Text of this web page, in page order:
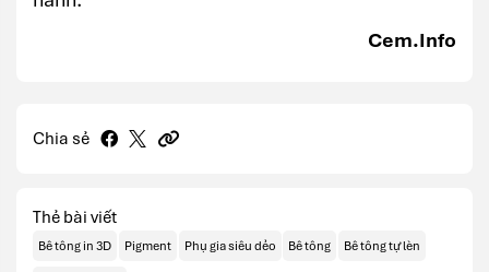
Cem.Info
Chia sẻ
Thẻ bài viết
Bê tông in 3D Pigment Phụ gia siêu dẻo Bê tông Bê tông tự lèn